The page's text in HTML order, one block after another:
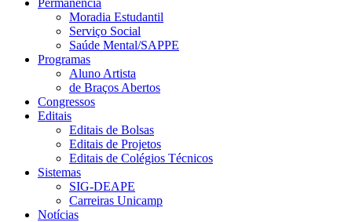
Permanência
Moradia Estudantil
Serviço Social
Saúde Mental/SAPPE
Programas
Aluno Artista
de Braços Abertos
Congressos
Editais
Editais de Bolsas
Editais de Projetos
Editais de Colégios Técnicos
Sistemas
SIG-DEAPE
Carreiras Unicamp
Notícias